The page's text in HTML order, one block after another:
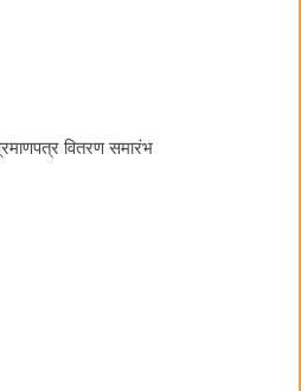
वितरण समारंभ